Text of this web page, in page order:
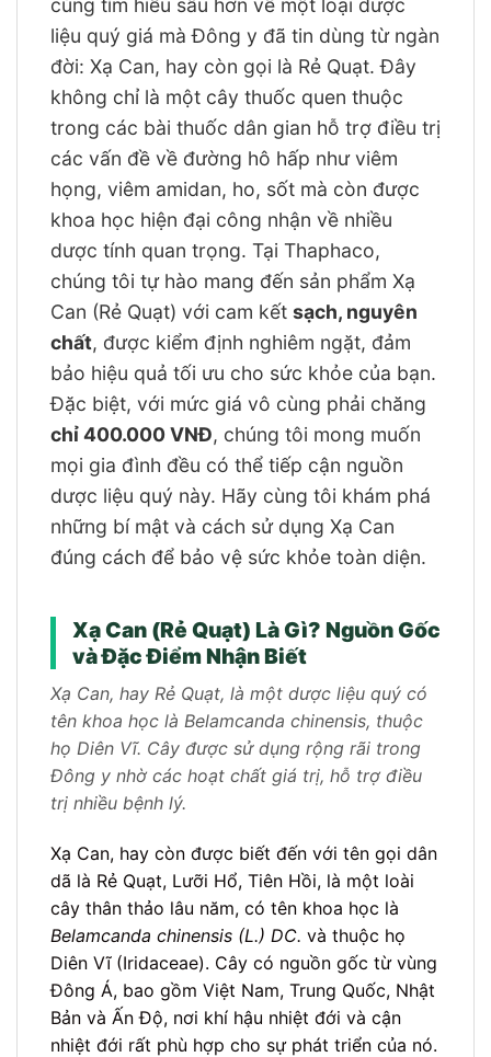
cùng tìm hiểu sâu hơn về một loại dược
liệu quý giá mà Đông y đã tin dùng từ ngàn
đời: Xạ Can, hay còn gọi là Rẻ Quạt. Đây
không chỉ là một cây thuốc quen thuộc
trong các bài thuốc dân gian hỗ trợ điều trị
các vấn đề về đường hô hấp như viêm
họng, viêm amidan, ho, sốt mà còn được
khoa học hiện đại công nhận về nhiều
dược tính quan trọng. Tại Thaphaco,
chúng tôi tự hào mang đến sản phẩm Xạ
Can (Rẻ Quạt) với cam kết sạch, nguyên
chất, được kiểm định nghiêm ngặt, đảm
bảo hiệu quả tối ưu cho sức khỏe của bạn.
Đặc biệt, với mức giá vô cùng phải chăng
chỉ 400.000 VNĐ, chúng tôi mong muốn
mọi gia đình đều có thể tiếp cận nguồn
dược liệu quý này. Hãy cùng tôi khám phá
những bí mật và cách sử dụng Xạ Can
đúng cách để bảo vệ sức khỏe toàn diện.
Xạ Can (Rẻ Quạt) Là Gì? Nguồn Gốc
và Đặc Điểm Nhận Biết
Xạ Can, hay Rẻ Quạt, là một dược liệu quý có
tên khoa học là Belamcanda chinensis, thuộc
họ Diên Vĩ. Cây được sử dụng rộng rãi trong
Đông y nhờ các hoạt chất giá trị, hỗ trợ điều
trị nhiều bệnh lý.
Xạ Can, hay còn được biết đến với tên gọi dân
dã là Rẻ Quạt, Lưỡi Hổ, Tiên Hồi, là một loài
cây thân thảo lâu năm, có tên khoa học là
Belamcanda chinensis (L.) DC. và thuộc họ
Diên Vĩ (Iridaceae). Cây có nguồn gốc từ vùng
Đông Á, bao gồm Việt Nam, Trung Quốc, Nhật
Bản và Ấn Độ, nơi khí hậu nhiệt đới và cận
nhiệt đới rất phù hợp cho sự phát triển của nó.